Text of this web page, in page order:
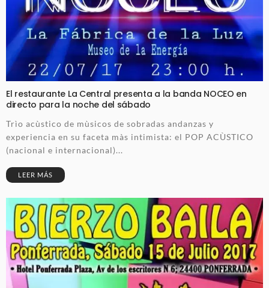
El restaurante La Central presenta a la banda NOCEO en
directo para la noche del sábado
Trìo acùstico de mùsicos de sobradas andanzas y
experiencia en su faceta màs intimista: el POP ACÙSTICO
(nacional e internacional)...
LEER MÁS